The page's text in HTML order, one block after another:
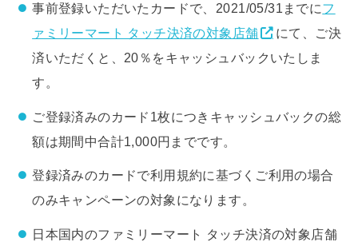
事前登録いただいたカードで、2021/05/31までにフ
ァミリーマート タッチ決済の対象店舗
にて、ご決
済いただくと、20％をキャッシュバックいたしま
す。
ご登録済みのカード1枚につきキャッシュバックの総
額は期間中合計1,000円までです。
登録済みのカードで利用規約に基づくご利用の場合
のみキャンペーンの対象になります。
日本国内のファミリーマート タッチ決済の対象店舗